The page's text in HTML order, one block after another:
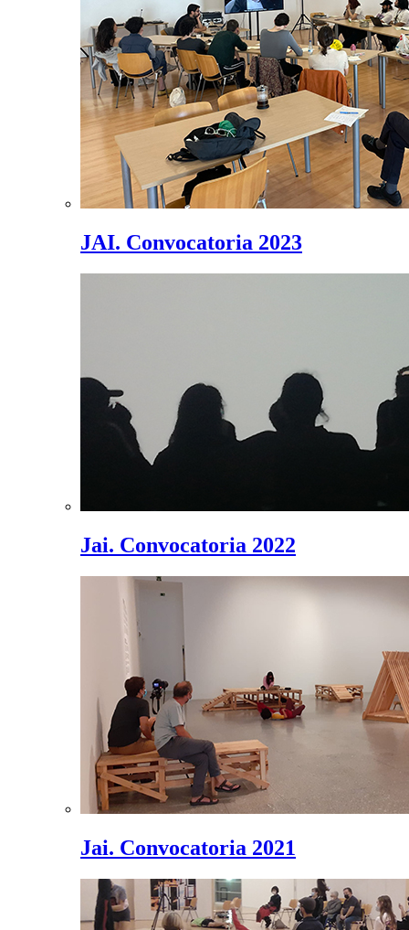
JAI. Convocatoria 2023
Jai. Convocatoria 2022
Jai. Convocatoria 2021